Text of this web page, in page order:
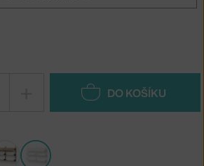
DO KOŠÍKU